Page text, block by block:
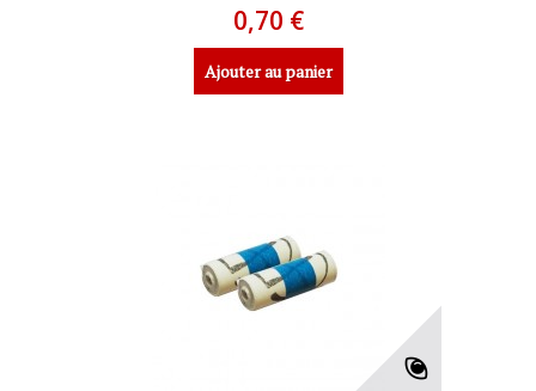
0,70 €
Ajouter au panier